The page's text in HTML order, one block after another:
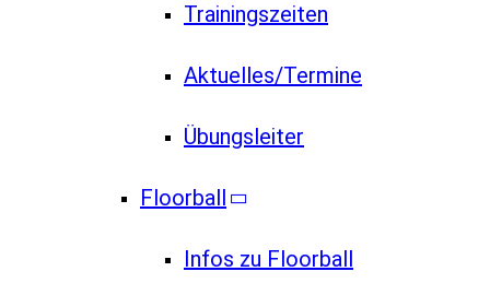
Trainingszeiten
Aktuelles/Termine
Übungsleiter
Floorball
Infos zu Floorball